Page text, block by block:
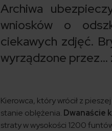
Archiwa
wniosków o
ciekawych zdjęć.
wyrządzone przez…
Kierowca, który wrócił z
stanie oblężenia. Dwanaście
straty w wysokości 1200